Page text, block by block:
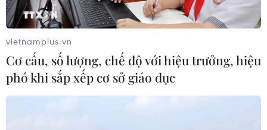
vietnamplus.vn
Cơ cấu, số lượng, chế độ với hiệu trưởng, hiệu
phó khi sắp xếp cơ sở giáo dục